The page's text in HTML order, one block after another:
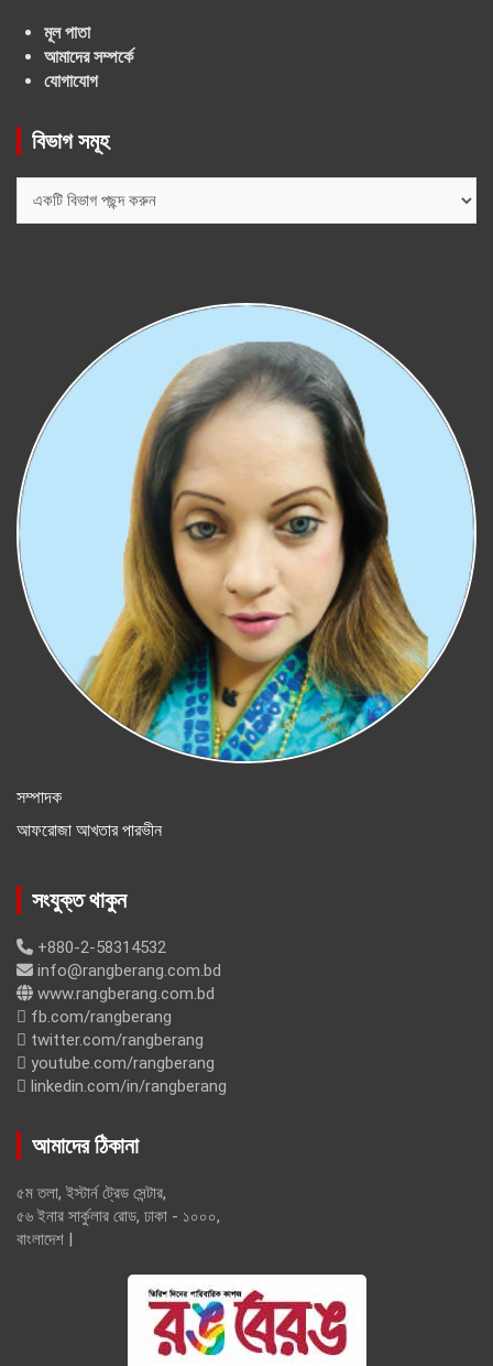
মূল পাতা
আমাদের সম্পর্কে
যোগাযোগ
বিভাগ সমূহ
সম্পাদক
আফরোজা আখতার পারভীন
সংযুক্ত থাকুন
+880-2-58314532
info@rangberang.com.bd
www.rangberang.com.bd
fb.com/rangberang
twitter.com/rangberang
youtube.com/rangberang
linkedin.com/in/rangberang
আমাদের ঠিকানা
৫ম তলা, ইস্টার্ন ট্রেড সেন্টার,
৫৬ ইনার সার্কুলার রোড, ঢাকা - ১০০০,
বাংলাদেশ |